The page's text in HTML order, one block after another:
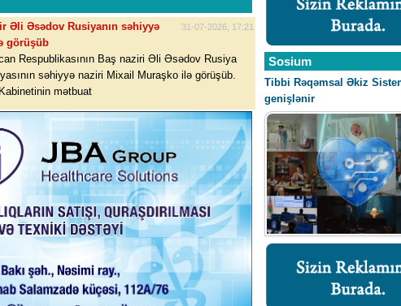
31-07-2026, 17:21
Əli Əsədov Rusiyanın səhiyyə
görüşüb
Respublikasının Baş naziri Əli Əsədov Rusiya
səhiyyə naziri Mixail Muraşko ilə görüşüb.
mətbuat
Sosium
Tibbi Rəqəmsal Əkiz
genişlənir